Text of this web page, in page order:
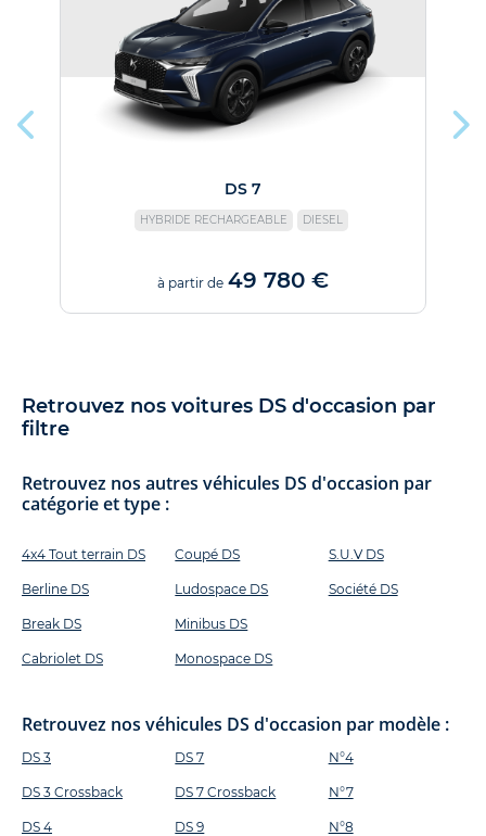
DS 7
HYBRIDE RECHARGEABLE DIESEL
à partir de 49 780 €
Retrouvez nos voitures DS d'occasion par
filtre
Retrouvez nos autres véhicules DS d'occasion par
catégorie et type :
4x4 Tout terrain DS
Berline DS
Break DS
Cabriolet DS
Coupé DS
Ludospace DS
Minibus DS
Monospace DS
S.U.V DS
Société DS
Retrouvez nos véhicules DS d'occasion par modèle :
DS 3
DS 3 Crossback
DS 4
DS 7
DS 7 Crossback
DS 9
N°4
N°7
N°8